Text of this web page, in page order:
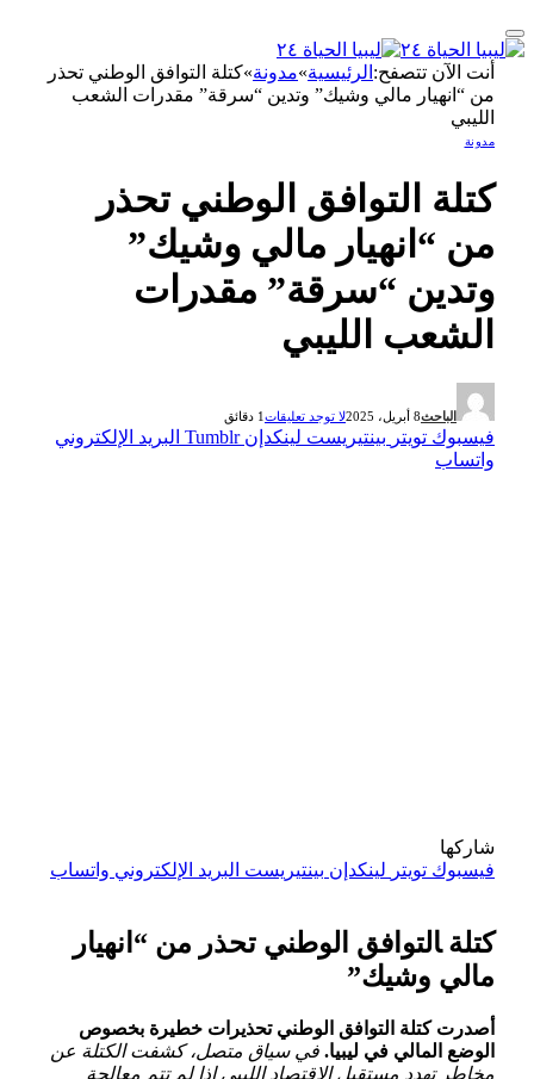
أنت الآن تتصفح:الرئيسية»مدونة»كتلة التوافق الوطني تحذر
من “انهيار مالي وشيك” وتدين “سرقة” مقدرات الشعب
الليبي
مدونة
كتلة التوافق الوطني تحذر
من “انهيار مالي وشيك”
وتدين “سرقة” مقدرات
الشعب الليبي
الباحث8 أبريل، 2025 لا توجد تعليقات1 دقائق
فيسبوك تويتر بينتيريست لينكدإن Tumblr البريد الإلكتروني
واتساب
شاركها
فيسبوك تويتر لينكدإن بينتيريست البريد الإلكتروني واتساب
كتلة ‍التوافق الوطني ​تحذر من “انهيار
مالي وشيك”
أصدرت ​كتلة التوافق ⁢الوطني تحذيرات​ خطيرة بخصوص
الوضع المالي ⁣في ليبيا. في ⁢سياق متصل، كشفت الكتلة عن
مخاطر تهدد مستقبل ⁤الاقتصاد الليبي إذا لم تتم‌ معالجة